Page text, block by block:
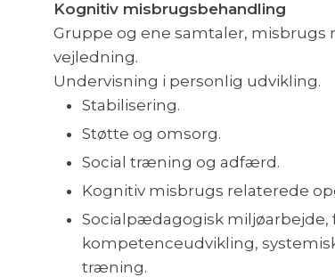
Kognitiv misbrugsbehandling
​Gruppe og ene samtaler, misbrugs
vejledning.
Undervisning i personlig udvikling.
Stabilisering.
Støtte og omsorg.
Social træning og adfærd.
Kognitiv misbrugs relaterede
Socialpædagogisk
kompetenceudvikling,
træning.